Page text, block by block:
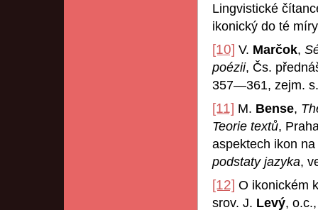
Lingvistické
ikonický do té
[10] V. Marčok,
poézii, Čs.
357—361, zejm.
[11] M. Bense,
Teorie textů,
aspektech ikon
podstaty jazyka,
[12] O ikonickém
srov. J. Levý,